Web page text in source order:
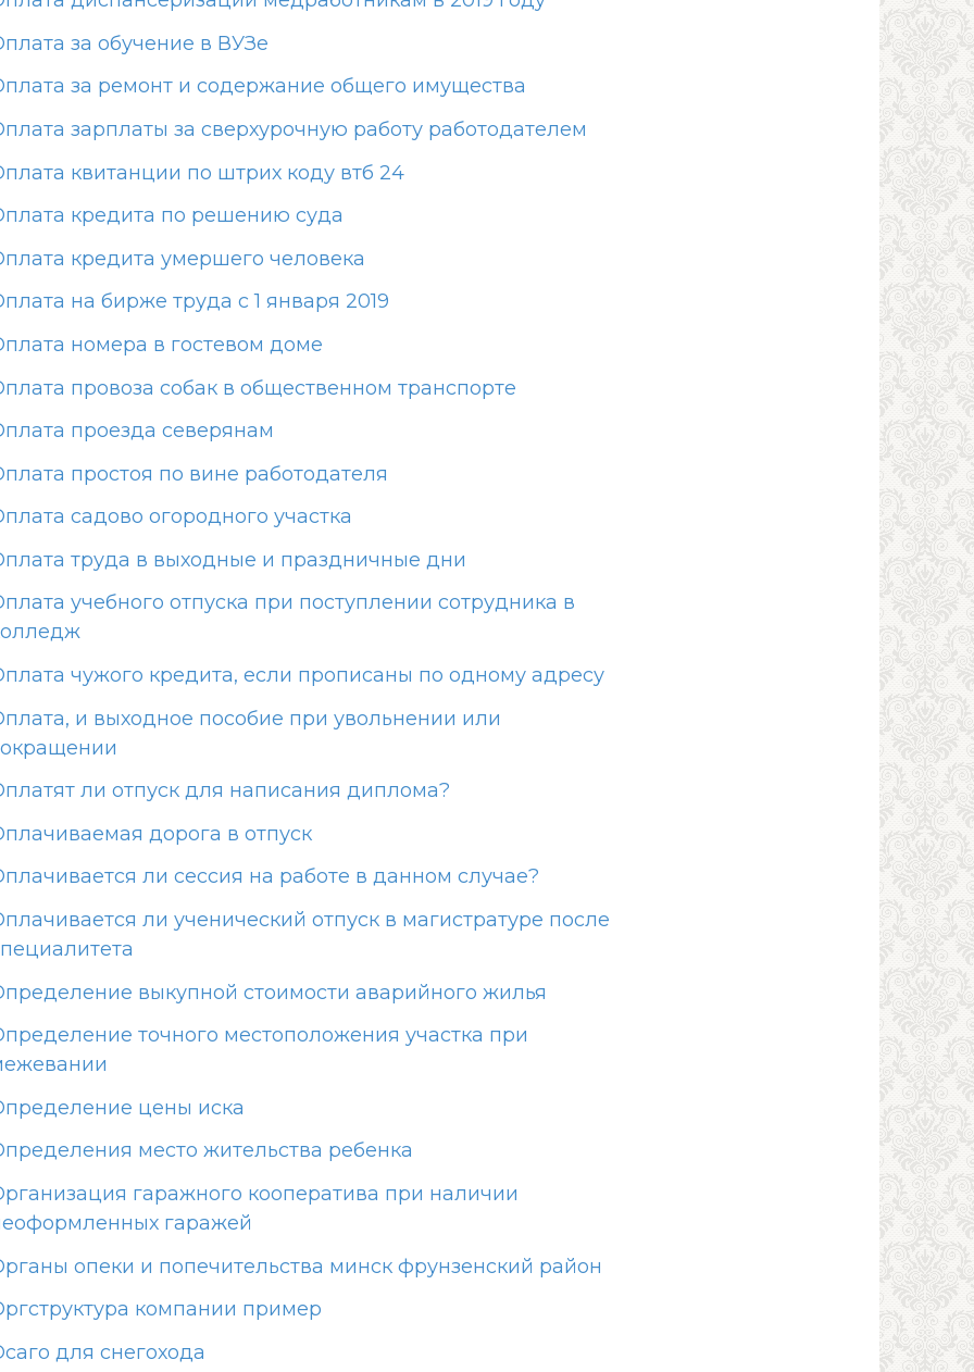
за обучение в ВУЗе
за ремонт и содержание общего имущества
зарплаты за сверхурочную работу работодателем
квитанции по штрих коду втб 24
кредита по решению суда
кредита умершего человека
на бирже труда с 1 января 2019
номера в гостевом доме
провоза собак в общественном транспорте
проезда северянам
простоя по вине работодателя
садово огородного участка
труда в выходные и праздничные дни
учебного отпуска при поступлении сотрудника в
чужого кредита, если прописаны по одному адресу
и выходное пособие при увольнении или
ли отпуск для написания диплома?
дорога в отпуск
ли сессия на работе в данном случае?
ли ученический отпуск в магистратуре после
выкупной стоимости аварийного жилья
точного местоположения участка при
цены иска
место жительства ребенка
гаражного кооператива при наличии
гаражей
опеки и попечительства минск фрунзенский район
компании пример
для снегохода